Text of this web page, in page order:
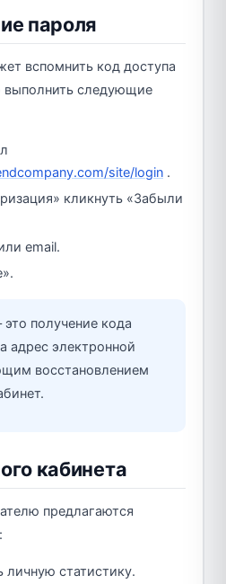
пароля
вспомнить код доступа
следующие
site/login .
кликнуть «Забыли
email.
получение кода
адрес электронной
восстановлением
кабинета
предлагаются
личную статистику.